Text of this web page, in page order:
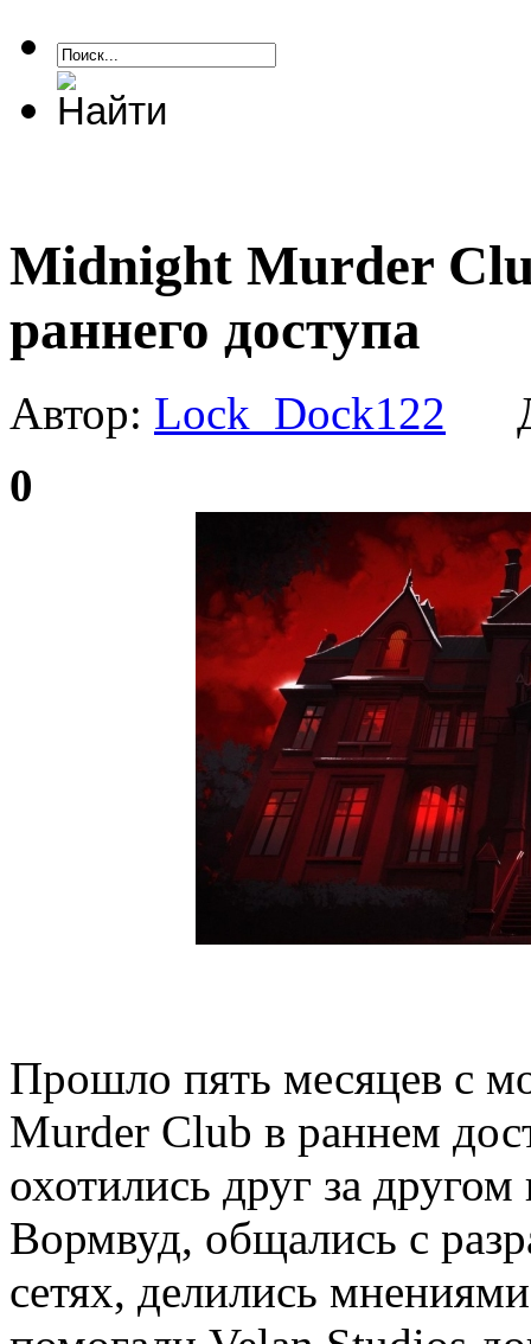
Midnight Murder
раннего доступа
Автор: Lock_Dock122
0
Прошло пять месяцев с
Murder Club в раннем
охотились друг за
Вормвуд, общались с
сетях, делились